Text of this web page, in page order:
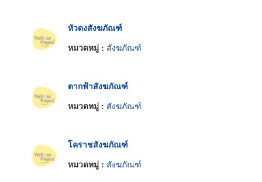
หัวดงสังฆภัณฑ์
หมวดหมู่ : สังฆภัณฑ์
ตากฟ้าสังฆภัณฑ์
หมวดหมู่ : สังฆภัณฑ์
โคราชสังฆภัณฑ์
หมวดหมู่ : สังฆภัณฑ์